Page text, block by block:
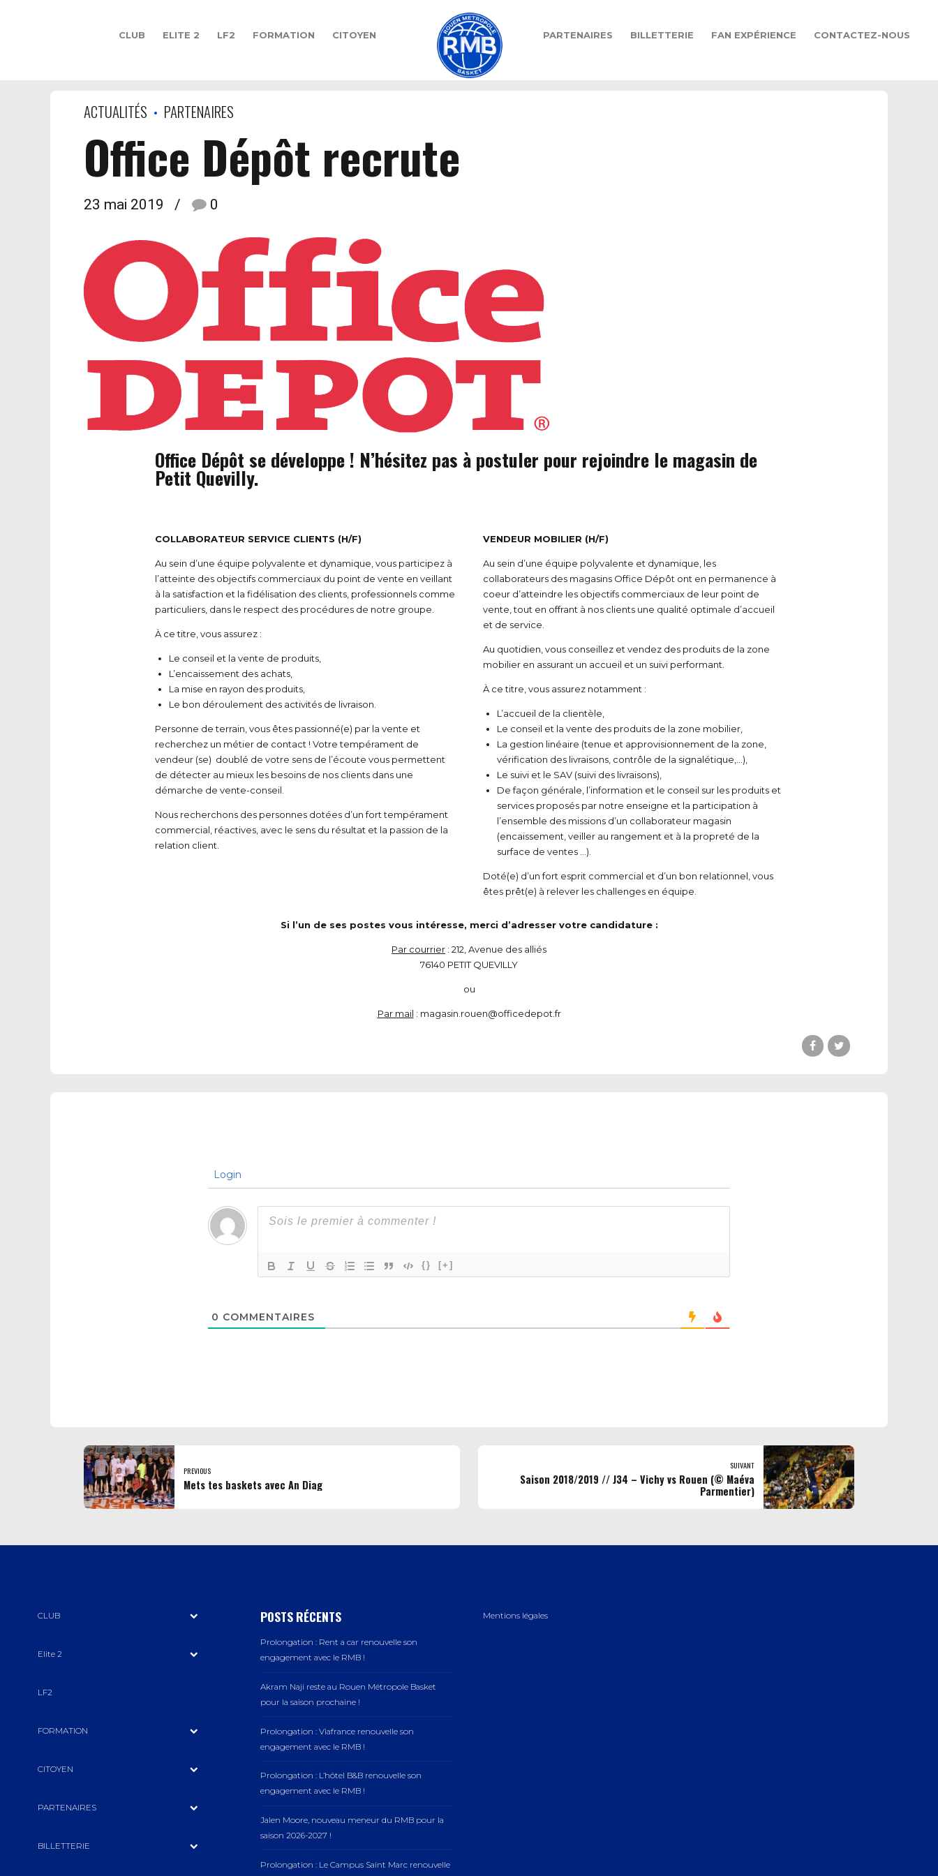
CLUB ELITE 2 LF2 FORMATION CITOYEN PARTENAIRES BILLETTERIE FAN EXPÉRIENCE CONTACTEZ-NOUS
ACTUALITÉS PARTENAIRES
Office Dépôt recrute
23 mai 2019 0
Office Dépôt se développe ! N’hésitez pas à postuler pour rejoindre le magasin de
Petit Quevilly.
COLLABORATEUR SERVICE CLIENTS (H/F)
Au sein d’une équipe polyvalente et dynamique, vous participez à
l’atteinte des objectifs commerciaux du point de vente en veillant
à la satisfaction et la fidélisation des clients, professionnels comme
particuliers, dans le respect des procédures de notre groupe.
À ce titre, vous assurez :
Le conseil et la vente de produits,
L’encaissement des achats,
La mise en rayon des produits,
Le bon déroulement des activités de livraison.
Personne de terrain, vous êtes passionné(e) par la vente et
recherchez un métier de contact ! Votre tempérament de
vendeur (se) doublé de votre sens de l’écoute vous permettent
de détecter au mieux les besoins de nos clients dans une
démarche de vente-conseil.
Nous recherchons des personnes dotées d’un fort tempérament
commercial, réactives, avec le sens du résultat et la passion de la
relation client.
VENDEUR MOBILIER (H/F)
Au sein d’une équipe polyvalente et dynamique, les
collaborateurs des magasins Office Dépôt ont en permanence à
coeur d’atteindre les objectifs commerciaux de leur point de
vente, tout en offrant à nos clients une qualité optimale d’accueil
et de service.
Au quotidien, vous conseillez et vendez des produits de la zone
mobilier en assurant un accueil et un suivi performant.
À ce titre, vous assurez notamment :
L’accueil de la clientèle,
Le conseil et la vente des produits de la zone mobilier,
La gestion linéaire (tenue et approvisionnement de la zone,
vérification des livraisons, contrôle de la signalétique,…),
Le suivi et le SAV (suivi des livraisons),
De façon générale, l’information et le conseil sur les produits et
services proposés par notre enseigne et la participation à
l’ensemble des missions d’un collaborateur magasin
(encaissement, veiller au rangement et à la propreté de la
surface de ventes …).
Doté(e) d’un fort esprit commercial et d’un bon relationnel, vous
êtes prêt(e) à relever les challenges en équipe.
Si l’un de ses postes vous intéresse, merci d’adresser votre candidature :
Par courrier : 212, Avenue des alliés
76140 PETIT QUEVILLY
ou
Par mail : magasin.rouen@officedepot.fr
Login
{} [+]
0 COMMENTAIRES
PREVIOUS
Mets tes baskets avec An Diag
SUIVANT
Saison 2018/2019 // J34 – Vichy vs Rouen (© Maéva
Parmentier)
CLUB
Elite 2
LF2
FORMATION
CITOYEN
PARTENAIRES
BILLETTERIE
POSTS RÉCENTS
Prolongation : Rent a car renouvelle son
engagement avec le RMB !
Akram Naji reste au Rouen Métropole Basket
pour la saison prochaine !
Prolongation : Viafrance renouvelle son
engagement avec le RMB !
Prolongation : L’hôtel B&B renouvelle son
engagement avec le RMB !
Jalen Moore, nouveau meneur du RMB pour la
saison 2026-2027 !
Prolongation : Le Campus Saint Marc renouvelle
Mentions légales